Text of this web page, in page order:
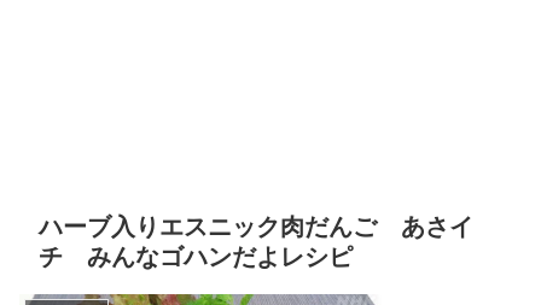
ハーブ入りエスニック肉だんご あさイ
チ みんなゴハンだよレシピ